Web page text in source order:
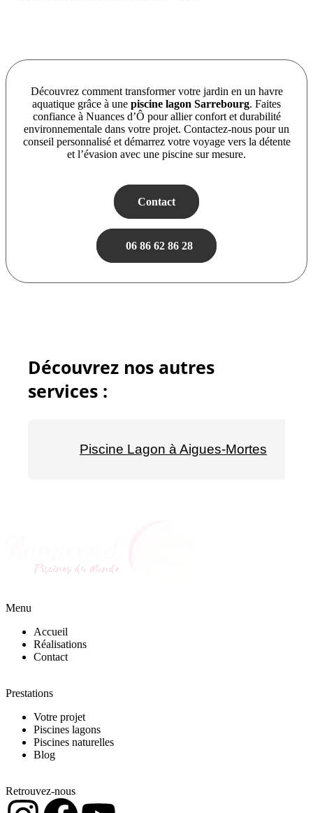
Découvrez comment transformer votre jardin en un havre
aquatique grâce à une piscine lagon Sarrebourg. Faites
confiance à Nuances d’Ô pour allier confort et durabilité
environnementale dans votre projet. Contactez-nous pour un
conseil personnalisé et démarrez votre voyage vers la détente
et l’évasion avec une piscine sur mesure.
Contact
06 86 62 86 28
Découvrez nos autres
services :
Piscine Lagon à Aigues-Mortes
Menu
Accueil
Réalisations
Contact
Prestations
Votre projet
Piscines lagons
Piscines naturelles
Blog
Retrouvez-nous